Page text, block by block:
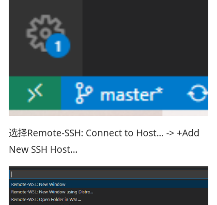
选择Remote-SSH: Connect to Host… -> +Add
New SSH Host…